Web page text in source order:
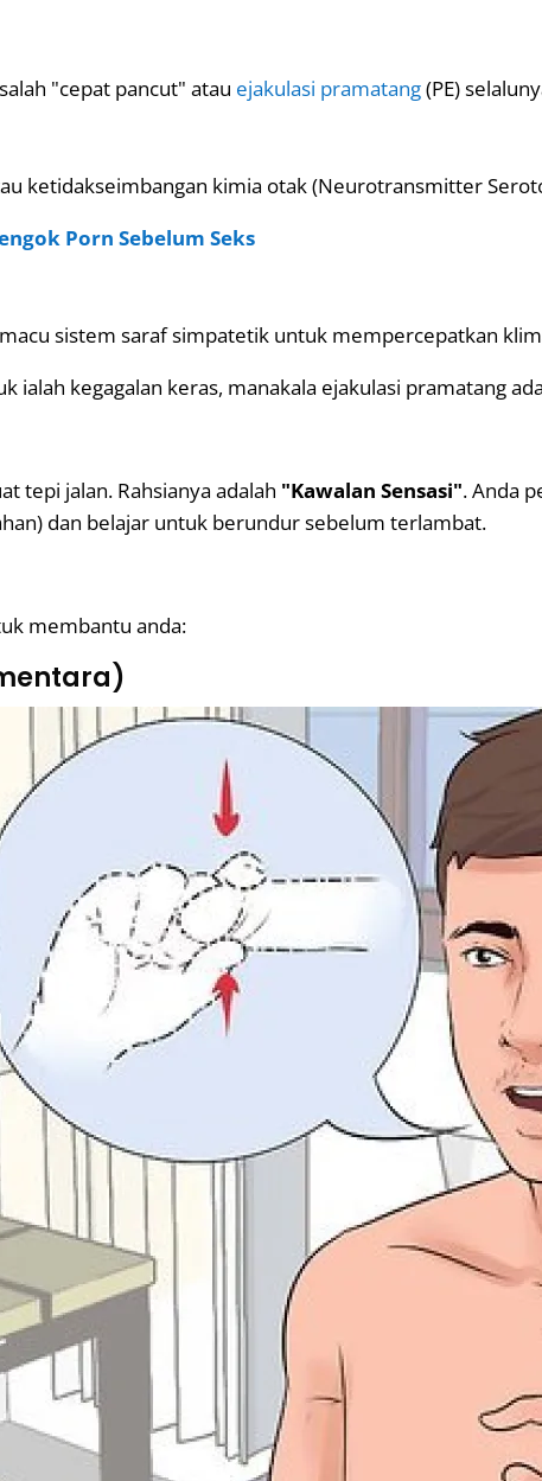
"cepat pancut" atau ejakulasi pramatang(PE)
ketidakseimbangan kimia otak (Neurotransmitter
Porn Sebelum Seks
sistem saraf simpatetik untuk mempercepatkan
ialah kegagalan keras, manakala ejakulasi pramatang
tepi jalan. Rahsianya adalah "Kawalan Sensasi". Anda
dan belajar untuk berundur sebelum terlambat.
membantu anda: